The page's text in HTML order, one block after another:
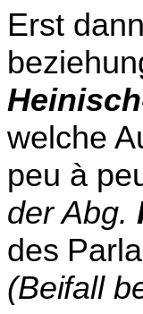
Erst
welche
peu à
der Abg.
des
(Beifall